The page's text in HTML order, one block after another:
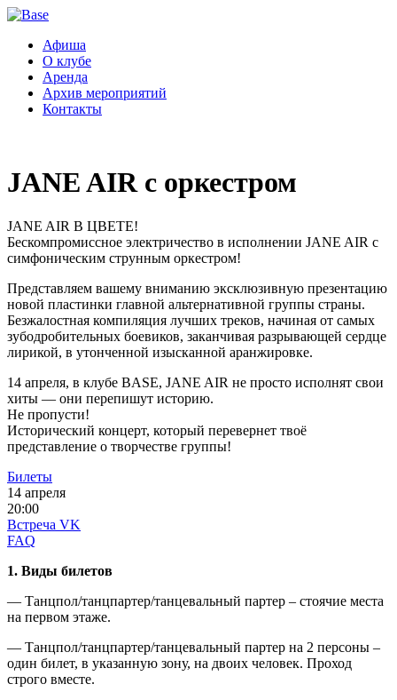
Афиша
О клубе
Аренда
Архив мероприятий
Контакты
JANE AIR с оркестром
JANE AIR В ЦВЕТЕ!
Бескомпромиссное электричество в исполнении JANE AIR с
симфоническим струнным оркестром!
Представляем вашему вниманию эксклюзивную презентацию
новой пластинки главной альтернативной группы страны.
Безжалостная компиляция лучших треков, начиная от самых
зубодробительных боевиков, заканчивая разрывающей сердце
лирикой, в утонченной изысканной аранжировке.
14 апреля, в клубе BASE, JANE AIR не просто исполнят свои
хиты — они перепишут историю.
Не пропусти!
Исторический концерт, который перевернет твоё
представление о творчестве группы!
Билеты
14 апреля
20:00
Встреча VK
FAQ
1. Виды билетов
— Танцпол/танцпартер/танцевальный партер – стоячие места
на первом этаже.
— Танцпол/танцпартер/танцевальный партер на 2 персоны –
один билет, в указанную зону, на двоих человек. Проход
строго вместе.